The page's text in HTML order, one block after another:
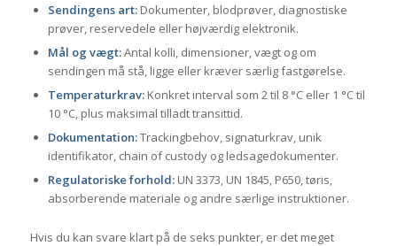
Sendingens art:Dokumenter, blodprøver, diagnostiske
prøver, reservedele eller højværdig elektronik.
Mål og vægt:Antal kolli, dimensioner, vægt og om
sendingen må stå, ligge eller kræver særlig fastgørelse.
Temperaturkrav:Konkret interval som 2 til 8 °C eller 1 °C til
10 °C, plus maksimal tilladt transittid.
Dokumentation:Trackingbehov, signaturkrav, unik
identifikator, chain of custody og ledsagedokumenter.
Regulatoriske forhold:UN 3373, UN 1845, P650, tøris,
absorberende materiale og andre særlige instruktioner.
Hvis du kan svare klart på de seks punkter, er det meget